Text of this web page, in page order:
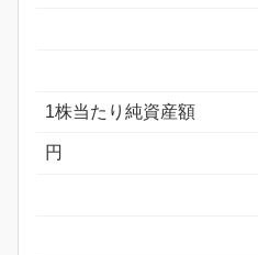
1株当たり純資産額
円